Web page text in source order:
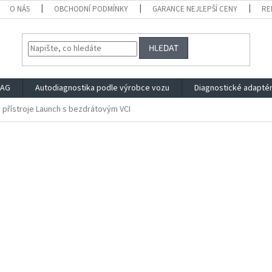
O NÁS OBCHODNÍ PODMÍNKY GARANCE NEJLEPŠÍ CENY
HLEDAT
Autodiagnostika podle výrobce vozu Diagnostické
přístroje Launch s bezdrátovým VCI